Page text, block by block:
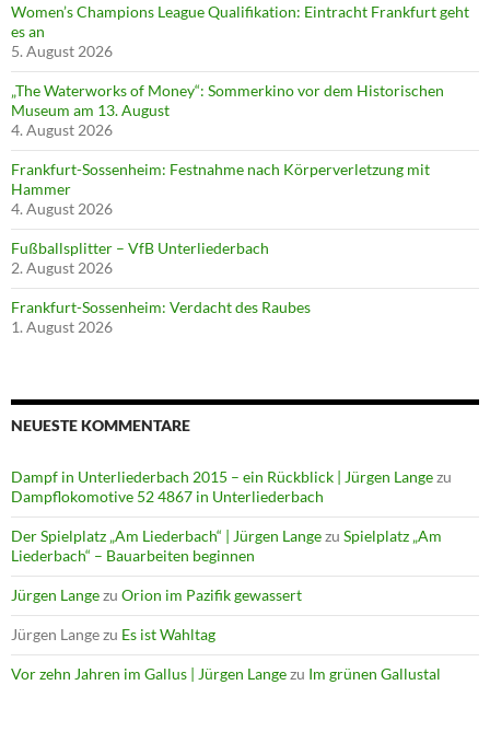
Women’s Champions League Qualifikation: Eintracht Frankfurt geht
es an
5. August 2026
„The Waterworks of Money“: Sommerkino vor dem Historischen
Museum am 13. August
4. August 2026
Frankfurt-Sossenheim: Festnahme nach Körperverletzung mit
Hammer
4. August 2026
Fußballsplitter – VfB Unterliederbach
2. August 2026
Frankfurt-Sossenheim: Verdacht des Raubes
1. August 2026
NEUESTE KOMMENTARE
Dampf in Unterliederbach 2015 – ein Rückblick | Jürgen Langezu
Dampflokomotive 52 4867 in Unterliederbach
Der Spielplatz „Am Liederbach“ | Jürgen Langezu Spielplatz „Am
Liederbach“ – Bauarbeiten beginnen
Jürgen Langezu Orion im Pazifik gewassert
Jürgen Langezu Es ist Wahltag
Vor zehn Jahren im Gallus | Jürgen Langezu Im grünen Gallustal